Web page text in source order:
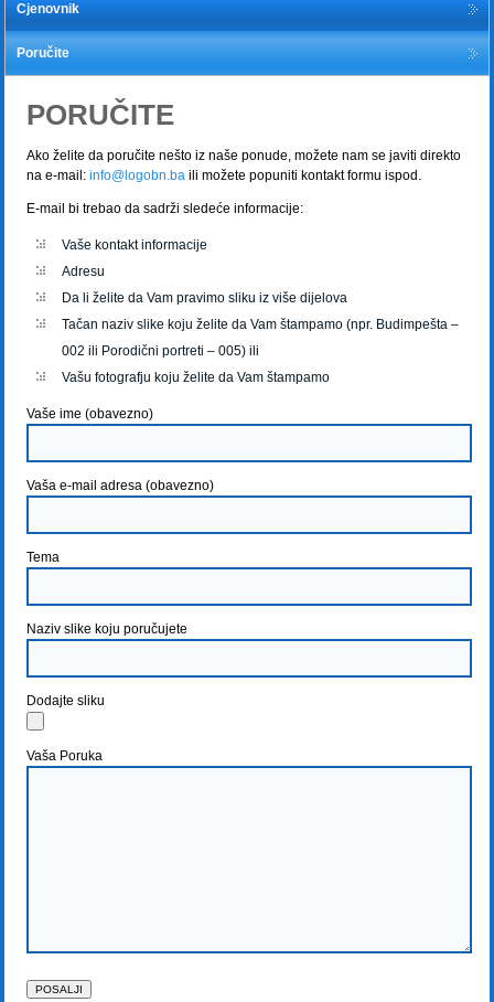
Cjenovnik
Poručite
PORUČITE
Ako želite da poručite nešto iz naše ponude, možete nam se javiti direkto
na e-mail:info@logobn.ba ili možete popuniti kontakt formu ispod.
E-mail bi trebao da sadrži sledeće informacije:
Vaše kontakt informacije
Adresu
Da li želite da Vam pravimo sliku iz više dijelova
Tačan naziv slike koju želite da Vam štampamo (npr. Budimpešta –
002 ili Porodični portreti – 005) ili
Vašu fotografju koju želite da Vam štampamo
Vaše ime (obavezno)
Vaša e-mail adresa (obavezno)
Tema
Naziv slike koju poručujete
Dodajte sliku
Vaša Poruka